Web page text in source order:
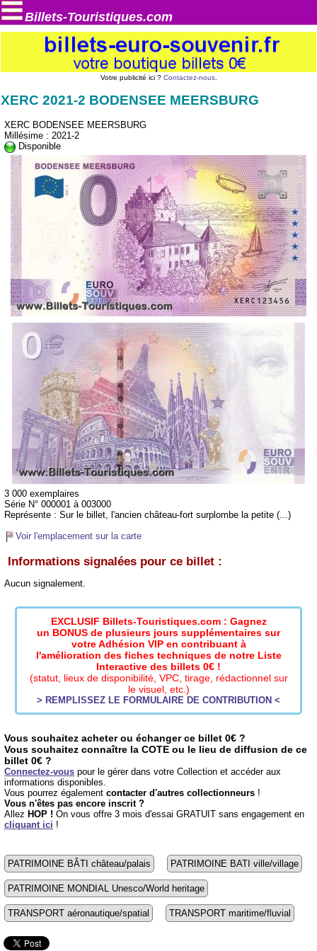
Billets-Touristiques.com
Votre publicité ici ? Contactez-nous.
XERC 2021-2 BODENSEE MEERSBURG
XERC BODENSEE MEERSBURG
Millésime : 2021-2
Disponible
3 000 exemplaires
Série N° 000001 à 003000
Représente : Sur le billet, l'ancien château-fort surplombe la petite (...)
Voir l'emplacement sur la carte
Informations signalées pour ce billet :
Aucun signalement.
EXCLUSIF Billets-Touristiques.com : Gagnez
un BONUS de plusieurs jours supplémentaires sur
votre Adhésion VIP en contribuant à
l'amélioration des fiches techniques de notre Liste
Interactive des billets 0€ !
(statut, lieux de disponibilité, VPC, tirage, rédactionnel sur
le visuel, etc.)
> REMPLISSEZ LE FORMULAIRE DE CONTRIBUTION <
Vous souhaitez acheter ou échanger ce billet 0€ ?
Vous souhaitez connaître la COTE ou le lieu de diffusion de ce
billet 0€ ?
Connectez-vous pour le gérer dans votre Collection et accéder aux
informations disponibles.
Vous pourrez également contacter d'autres collectionneurs !
Vous n'êtes pas encore inscrit ?
Allez HOP ! On vous offre 3 mois d'essai GRATUIT sans engagement en
cliquant ici !
PATRIMOINE BÂTI château/palais PATRIMOINE BATI ville/village
PATRIMOINE MONDIAL Unesco/World heritage
TRANSPORT aéronautique/spatial TRANSPORT maritime/fluvial